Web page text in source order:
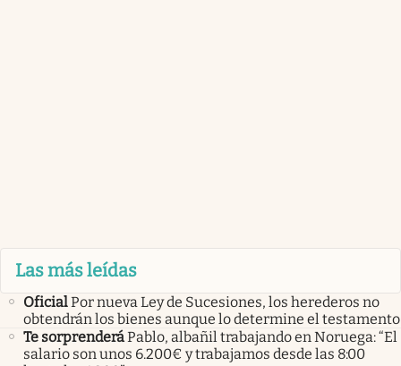
Las más leídas
OficialPor nueva Ley de Sucesiones, los herederos no
obtendrán los bienes aunque lo determine el testamento
Te sorprenderáPablo, albañil trabajando en Noruega: “El
salario son unos 6.200€ y trabajamos desde las 8:00